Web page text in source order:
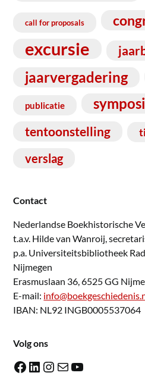
call for proposals
excursie
jaarvergadering
publicatie
tentoonstelling
verslag
Contact
Nederlandse Boekhistorische
t.a.v. Hilde van Wanroij,
p.a. Universiteitsbibliotheek
Nijmegen
Erasmuslaan 36, 6525 GG
E-mail:
IBAN: NL92 INGB0005537064
Volg ons
Facebook LinkedIn Instagram E-mail YouTube